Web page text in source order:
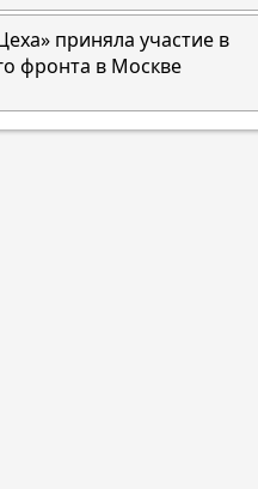
приняла участие в
фронта в Москве